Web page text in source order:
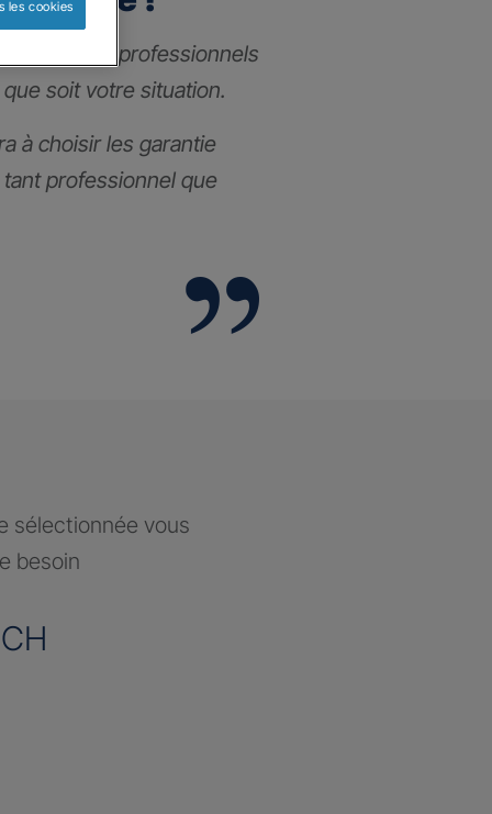
pour les professionnels
soit votre situation.
à choisir les garantie
professionnel que
sélectionnée vous
besoin
les cookies